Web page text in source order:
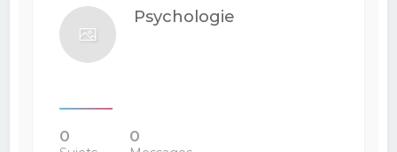
Psychologie
0 0